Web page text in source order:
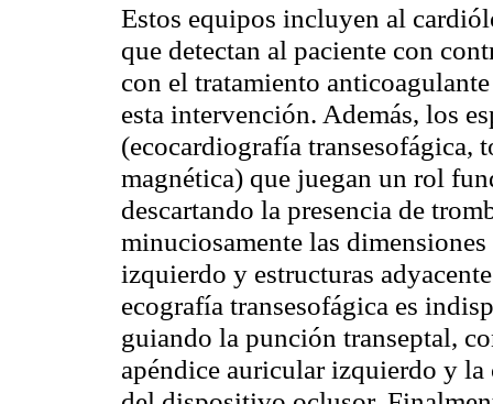
Estos equipos incluyen al
que detectan al paciente con
con el tratamiento
esta intervención. Además, los
(ecocardiografía transesofágica,
magnética) que juegan un rol
descartando la presencia de
minuciosamente las
izquierdo y estructuras
ecografía transesofágica es
guiando la punción transeptal,
apéndice auricular izquierdo y